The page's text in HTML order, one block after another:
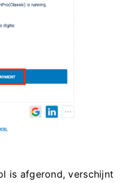
is afgerond, verschijnt